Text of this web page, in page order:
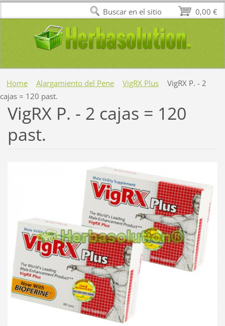
Home Alargamiento del Pene VigRX Plus
VigRX P. - 2
cajas = 120 past.
VigRX P. - 2 cajas = 120
past.
0,00 €
Buscar en el sitio